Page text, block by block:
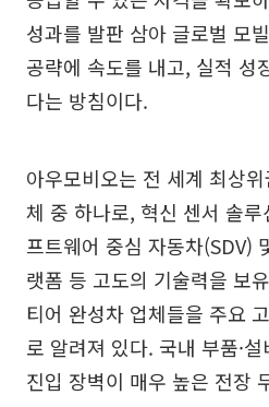
성과를 발판 삼아 글로벌 모
공략에 속도를 내고, 실적 성
다는 방침이다.
아우모비오는 전 세계 최상
체 중 하나로, 혁신 센서 솔
프트웨어 중심 자동차(SDV)
랫폼 등 고도의 기술력을 보
티어 완성차 업체들을 주요
로 알려져 있다. 국내 부품·
진입 장벽이 매우 높은 전장